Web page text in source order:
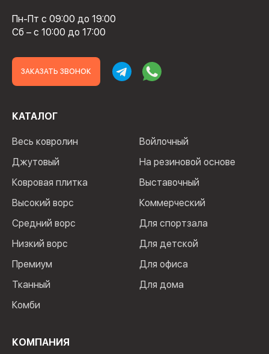
Пн-Пт с 09:00 до 19:00
Сб – с 10:00 до 17:00
ЗАКАЗАТЬ ЗВОНОК
КАТАЛОГ
Весь ковролин
Джутовый
Ковровая плитка
Высокий ворс
Средний ворс
Низкий ворс
Премиум
Тканный
Комби
Войлочный
На резиновой основе
Выставочный
Коммерческий
Для спортзала
Для детской
Для офиса
Для дома
КОМПАНИЯ